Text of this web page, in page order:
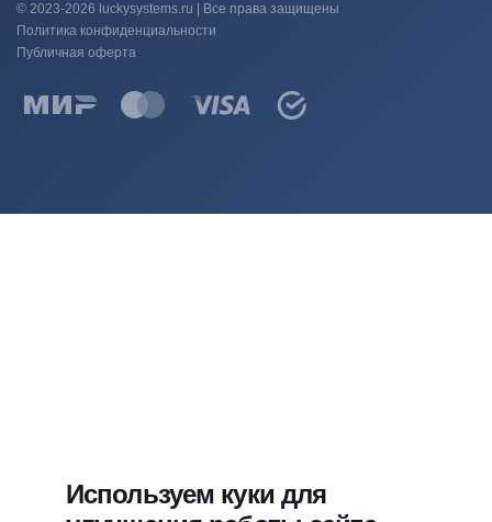
© 2023-2026 luckysystems.ru | Все права защищены
Политика конфиденциальности
Публичная оферта
Используем куки для